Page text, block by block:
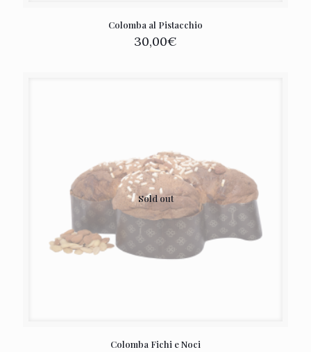
Colomba al Pistacchio
30,00€
Sold out
Colomba Fichi e Noci